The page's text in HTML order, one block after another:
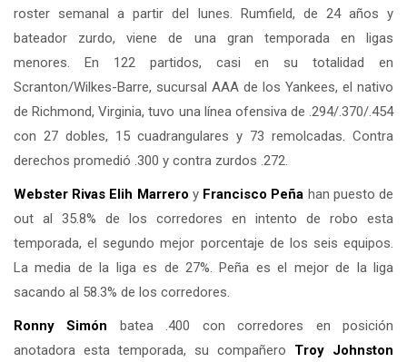
roster semanal a partir del lunes. Rumfield, de 24 años y
bateador zurdo, viene de una gran temporada en ligas
menores. En 122 partidos, casi en su totalidad en
Scranton/Wilkes-Barre, sucursal AAA de los Yankees, el nativo
de Richmond, Virginia, tuvo una línea ofensiva de .294/.370/.454
con 27 dobles, 15 cuadrangulares y 73 remolcadas. Contra
derechos promedió .300 y contra zurdos .272.
Webster Rivas Elih Marrero y Francisco Peña han puesto de
out al 35.8% de los corredores en intento de robo esta
temporada, el segundo mejor porcentaje de los seis equipos.
La media de la liga es de 27%. Peña es el mejor de la liga
sacando al 58.3% de los corredores.
Ronny Simón batea .400 con corredores en posición
anotadora esta temporada, su compañero Troy Johnston